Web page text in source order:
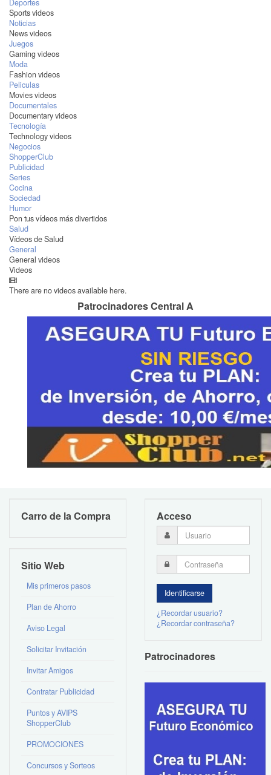
Deportes
Sports videos
Noticias
News videos
Juegos
Gaming videos
Moda
Fashion videos
Peliculas
Movies videos
Documentales
Documentary videos
Tecnología
Technology videos
Negocios
ShopperClub
Publicidad
Series
Cocina
Sociedad
Humor
Pon tus vídeos más divertidos
Salud
Vídeos de Salud
General
General videos
Videos
There are no videos available here.
Patrocinadores Central A
Carro de la Compra
Sitio Web
Mis primeros pasos
Plan de Ahorro
Aviso Legal
Solicitar Invitación
Invitar Amigos
Contratar Publicidad
Puntos y AVIPS
ShopperClub
PROMOCIONES
Concursos y Sorteos
Acceso
¿Recordar usuario?
¿Recordar contraseña?
Patrocinadores